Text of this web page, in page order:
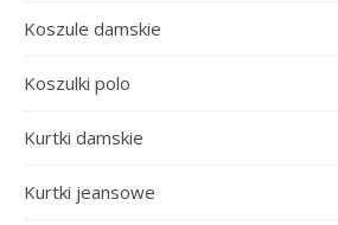
Koszule damskie
Koszulki polo
Kurtki damskie
Kurtki jeansowe